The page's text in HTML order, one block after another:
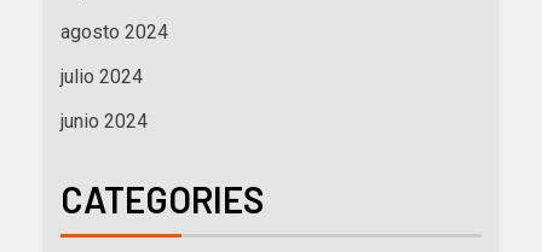
agosto 2024
julio 2024
junio 2024
CATEGORIES